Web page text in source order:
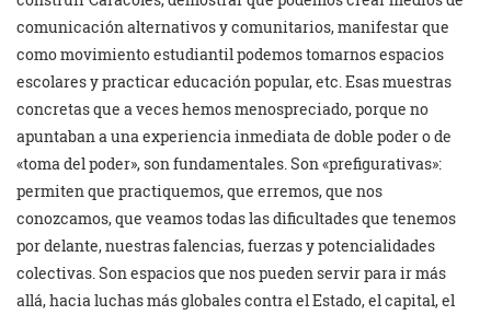
comunicación alternativos y comunitarios, manifestar que
como movimiento estudiantil podemos tomarnos espacios
escolares y practicar educación popular, etc. Esas muestras
concretas que a veces hemos menospreciado, porque no
apuntaban a una experiencia inmediata de doble poder o de
«toma del poder», son fundamentales. Son «prefigurativas»:
permiten que practiquemos, que erremos, que nos
conozcamos, que veamos todas las dificultades que tenemos
por delante, nuestras falencias, fuerzas y potencialidades
colectivas. Son espacios que nos pueden servir para ir más
allá, hacia luchas más globales contra el Estado, el capital, el